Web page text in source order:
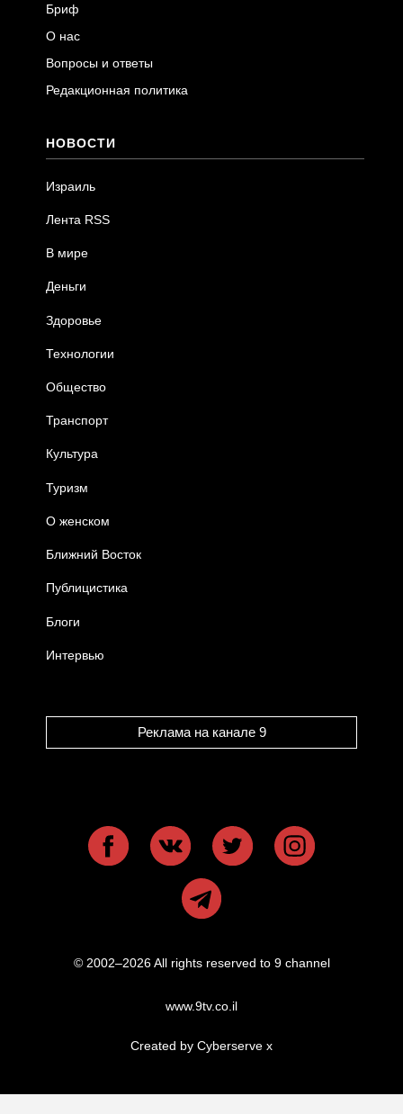
Бриф
О нас
Вопросы и ответы
Редакционная политика
НОВОСТИ
Израиль
Лента RSS
В мире
Деньги
Здоровье
Технологии
Общество
Транспорт
Культура
Туризм
О женском
Ближний Восток
Публицистика
Блоги
Интервью
Реклама на канале 9
© 2002–2026 All rights reserved to 9 channel
www.9tv.co.il
Created by Cyberserve x